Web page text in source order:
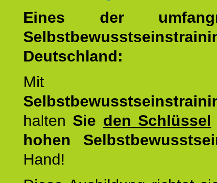
Eines der
Deutschland:
Mit
halten Sie den Schlüssel
hohen
Hand!